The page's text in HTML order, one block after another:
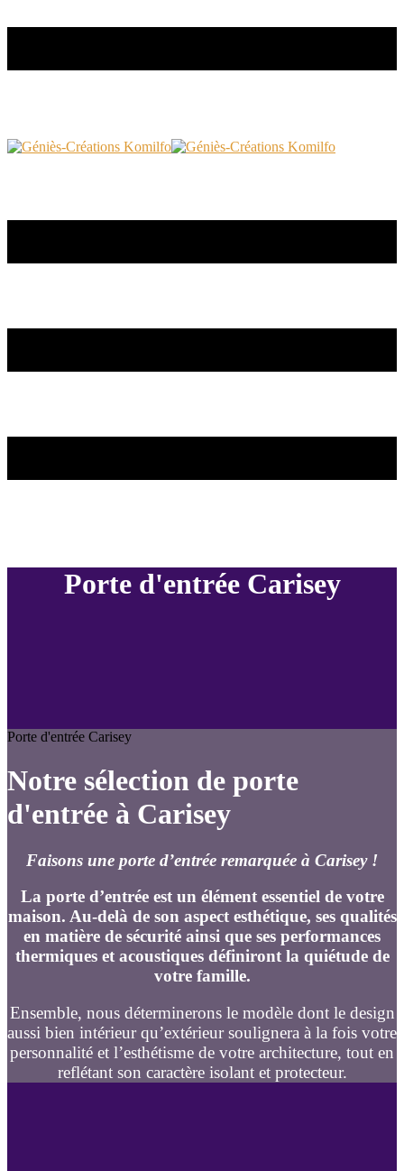
Porte d'entrée Carisey
Porte d'entrée Carisey
Notre sélection de porte
d'entrée à Carisey
Faisons une porte d’entrée remarquée à Carisey !
La porte d’entrée est un élément essentiel de votre
maison. Au-delà de son aspect esthétique, ses qualités
en matière de sécurité ainsi que ses performances
thermiques et acoustiques définiront la quiétude de
votre famille.
Ensemble, nous déterminerons le modèle dont le design
aussi bien intérieur qu’extérieur soulignera à la fois votre
personnalité et l’esthétisme de votre architecture, tout en
reflétant son caractère isolant et protecteur.